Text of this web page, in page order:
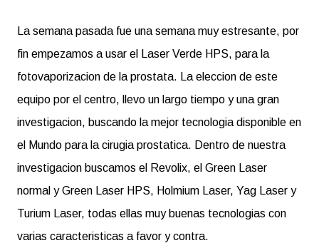
La semana pasada fue una semana muy estresante, por
fin empezamos a usar el Laser Verde HPS, para la
fotovaporizacion de la prostata. La eleccion de este
equipo por el centro, llevo un largo tiempo y una gran
investigacion, buscando la mejor tecnologia disponible en
el Mundo para la cirugia prostatica. Dentro de nuestra
investigacion buscamos el Revolix, el Green Laser
normal y Green Laser HPS, Holmium Laser, Yag Laser y
Turium Laser, todas ellas muy buenas tecnologias con
varias caracteristicas a favor y contra.